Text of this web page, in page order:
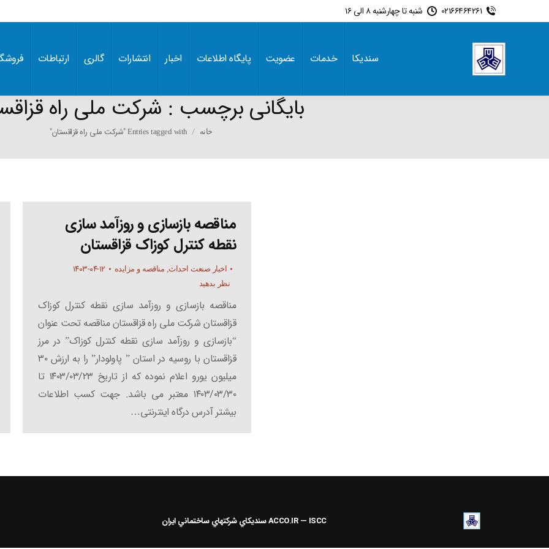
02166464261 شنبه تا چهارشنبه 8 الی 16
سندیکا خدمات عضویت پایگاه اطلاعات اخبار انتشارات گالری ارتباطات
بایگانی برچسب : شرکت ملی راه
You are here:
خانه Entries tagged with "شرکت ملی راه قزاقستان"
مناقصه بازسازی و روزآمد سازی
نقطه کنترل کوزاک قزاقستان
اخبار صنعت احداث, مناقصه و مزایده ۱۴۰۳-۰۴-۱۲
نظر بدهید
مناقصه بازسازی و روزآمد سازی نقطه کنترل کوزاک
قزاقستان شرکت ملی راه قزاقستان مناقصه تحت عنوان
“بازسازی و روزآمد سازی نقطه کنترل کوزاک” در مرز
قزاقستان با روسیه در استان ” پاولودار” را به ارزش ۳۰
میلیون یورو اعلام نموده که از تاریخ ۱۴۰۳/۰۳/۲۳ تا
۱۴۰۳/۰۳/۳۰ معتبر می باشد. جهت کسب اطلاعات
بیشتر آدرس درگاه اینترنتی…
ACCO.IR — ISCC سنديکاي شرکتهاي ساختماني ايران